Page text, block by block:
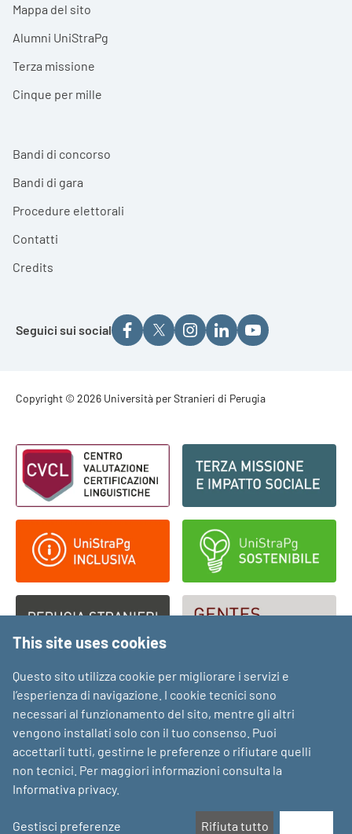
Mappa del sito
Alumni UniStraPg
Terza missione
Cinque per mille
Bandi di concorso
Bandi di gara
Procedure elettorali
Contatti
Credits
Seguici sui social
Footer - Copyright
Copyright © 2026 Università per Stranieri di Perugia
Footer - Loghi
This site uses cookies
Questo sito utilizza cookie per migliorare i servizi e
l’esperienza di navigazione. I cookie tecnici sono
necessari al funzionamento del sito, mentre gli altri
vengono installati solo con il tuo consenso. Puoi
accettarli tutti, gestirne le preferenze o rifiutare quelli
non tecnici. Per maggiori informazioni consulta la
Informativa privacy.
Gestisci preferenze Rifiuta tutto